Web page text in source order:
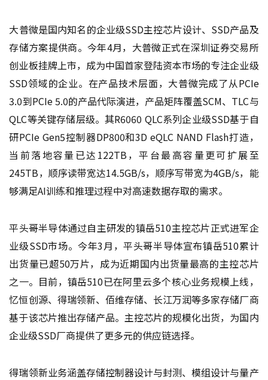
大普微是国内知名的企业级SSD主控芯片设计、SSD产品及
存储方案提供商。今年4月，大普微正式在深圳证券交易所
创业板挂牌上市，成为中国首家登陆资本市场的专注企业级
SSD领域的企业。在产品技术层面，大普微完成了从PCIe
3.0到PCIe 5.0的产品代际演进，产品矩阵覆盖SCM、TLC与
QLC等关键存储层级。其R6060 QLC系列企业级SSD基于自
研PCIe Gen5控制器DP800和3D eQLC NAND Flash打造，
当前落地容量已达122TB，平台最高容量更可扩展至
245TB，顺序读带宽达14.5GB/s，顺序写带宽为4GB/s，能
够满足AI训练和推理过程中对高速数据存取的需求。
平头哥半导体通过自主研发的镇岳510主控芯片正式进军企
业级SSD市场。今年3月，平头哥半导体宣布镇岳510累计
出货量已超50万片，成为近期国内出货量最高的主控芯片
之一。目前，镇岳510已在阿里云多个核心业务规模上线，
忆恒创源、得瑞领新、佰维存储、长江万润等多家存储厂商
基于该芯片推出存储产品。主控芯片的规模化出货，为国内
企业级SSD厂商提供了更多元的供应链选择。
得瑞领新业务涵盖存储控制器设计与封测、模组设计与量产